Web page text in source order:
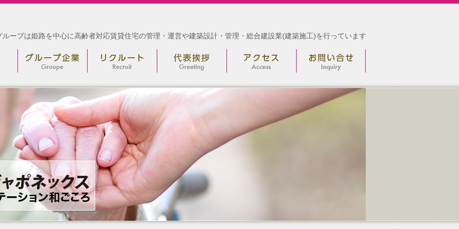
ループは姫路を中心に高齢者対応賃貸住宅の管理・運営や建築設計・管理・総合建設業(建築施工)を行っています